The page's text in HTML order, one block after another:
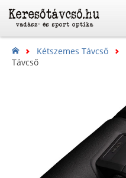
Kétszemes Távcső
Távcső